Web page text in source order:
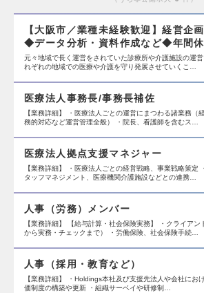
【大阪市／業種未経験歓迎】経営企
◆データ分析・資料作成など◆年間
元々地域で長く運営をされていた診療所や介護施設の運
れぞれの地域での医療や介護を守り発展させていくこ…
医療法人事務長/事務長補佐
【業務詳細】 ・医療法人ごとの運営にまつわる諸業務（
務的対応など運営管理全般） ・院長、看護師を含むス…
医療法人拠点支援マネジャー
【業務詳細】 ・医療法人ごとの経営戦略、事業戦略策定
タッフマネジメント、医療機関介護施設などとの連携…
人事（労務）メンバー
【業務詳細】 【給与計算・社会保険実務】 ・クライアン
から実務・チェックまで） ・労働保険、社会保険手続…
人事（採用・教育など）
【業務詳細】 ・Holdings本社及び支援先法人や会社にお
価制度の構築や更新 ・組織サーベイや研修制…